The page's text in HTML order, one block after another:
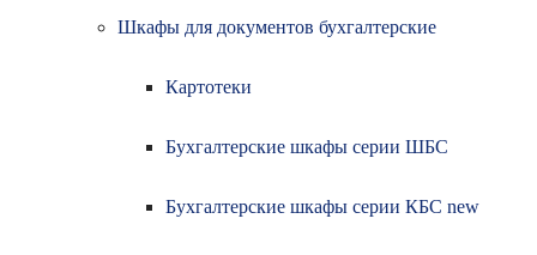
Шкафы для документов бухгалтерские
Картотеки
Бухгалтерские шкафы серии ШБС
Бухгалтерские шкафы серии КБС new